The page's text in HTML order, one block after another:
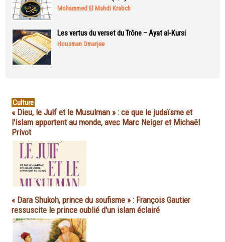
Mohammed El Mahdi Krabch
Les vertus du verset du Trône – Ayat al-Kursi
Housman Omarjee
Culture
« Dieu, le Juif et le Musulman » : ce que le judaïsme et
l'islam apportent au monde, avec Marc Neiger et Michaël
Privot
« Dara Shukoh, prince du soufisme » : François Gautier
ressuscite le prince oublié d'un islam éclairé